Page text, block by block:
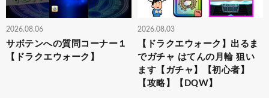
2026.08.06
サボテンへの質問コーナー１
【ドラクエウォーク】
2026.08.03
【ドラクエウォーク】出るま
でガチャ はてんの月輪 狙い
ます【ガチャ】【初心者】
【攻略】【DQW】